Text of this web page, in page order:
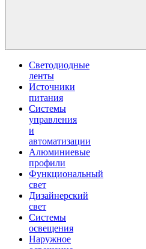
Светодиодные
ленты
Источники
питания
Системы
управления
и
автоматизации
Алюминиевые
профили
Функциональный
свет
Дизайнерский
свет
Системы
освещения
Наружное